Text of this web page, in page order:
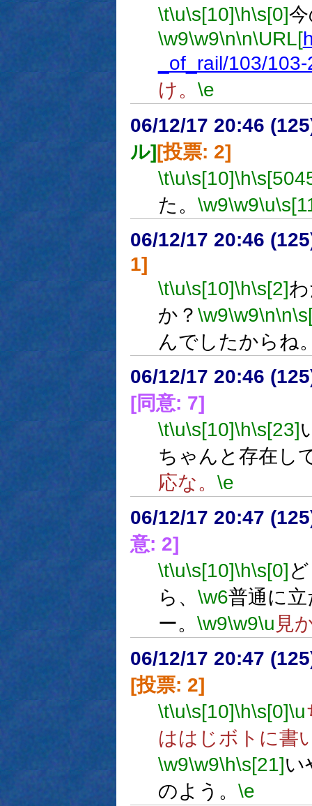
\t\u\s[10]\h\s[0]
\w9\w9\n\n\URL[
_of_rail/103/
け。 \e
06/12/17 20:46
ル][投票: 2]
\t\u\s[10]\h
た。 \w9\w9\u
06/12/17 20:46
1]
\t\u\s[10]\h\s[2]
か？ \w9\w9\n\n
んでしたからね
06/12/17 20:46
[同意: 7]
\t\u\s[10]\h\s[23]
ちゃんと存在し
応な。 \e
06/12/17 20:47
意: 2]
\t\u\s[10]\h\s[0]
ら、 \w6普通に
ー。 \w9\w9\u 見
06/12/17 20:47
[投票: 2]
\t\u\s[10]\h\s[0]\u
ははじボトに書
\w9\w9\h\s[21]い
のよう。 \e